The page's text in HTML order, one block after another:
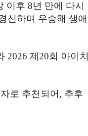
이후8년 만에 다시
신하며 우승해 생
2026제20회 아이치
로 추천되어 , 추후